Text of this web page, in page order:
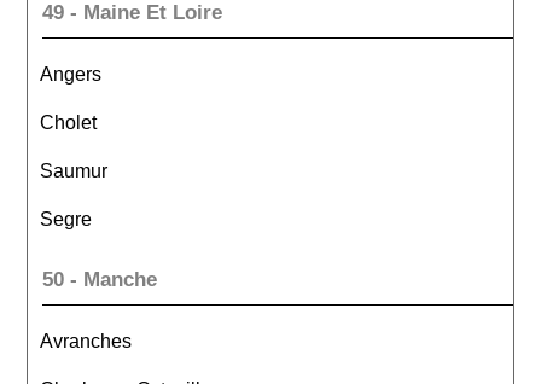
49 - Maine Et Loire
Angers
Cholet
Saumur
Segre
50 - Manche
Avranches